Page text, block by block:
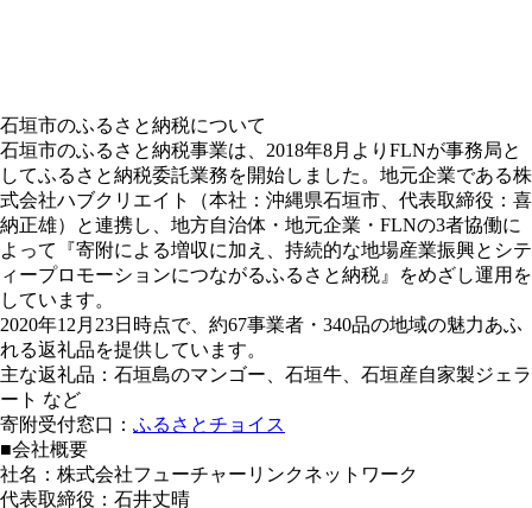
石垣市のふるさと納税について
石垣市のふるさと納税事業は、2018年8月よりFLNが事務局と
してふるさと納税委託業務を開始しました。地元企業である株
式会社ハブクリエイト（本社：沖縄県石垣市、代表取締役：喜
納正雄）と連携し、地方自治体・地元企業・FLNの3者協働に
よって『寄附による増収に加え、持続的な地場産業振興とシテ
ィープロモーションにつながるふるさと納税』をめざし運用を
しています。
2020年12月23日時点で、約67事業者・340品の地域の魅力あふ
れる返礼品を提供しています。
主な返礼品：石垣島のマンゴー、石垣牛、石垣産自家製ジェラ
ート など
寄附受付窓口： ふるさとチョイス
■会社概要
社名：株式会社フューチャーリンクネットワーク
代表取締役：石井丈晴